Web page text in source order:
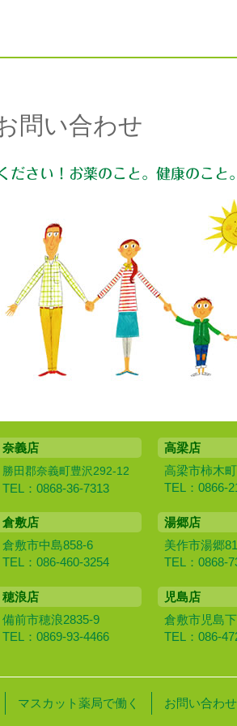
問い合わせ
ださい！お薬のこと。健康のこと。
奈義店
勝田郡奈義町豊沢292-12
TEL：0868-36-7313
高梁店
高梁市柿木
TEL：0866-
倉敷店
倉敷市中島858-6
TEL：086-460-3254
湯郷店
美作市湯郷
TEL：0868-
穂浪店
備前市穂浪2835-9
TEL：0869-93-4466
児島店
倉敷市児島
TEL：086-
マスカット薬局で働く お問い合わせ